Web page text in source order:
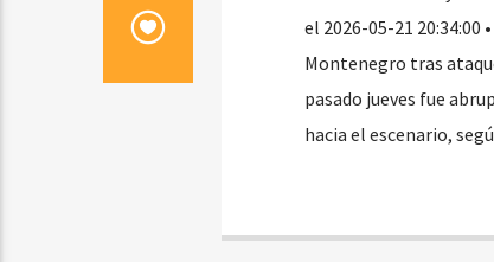
el 2026-05-21 20:34:00
Montenegro tras
pasado jueves fue
hacia el escenario,